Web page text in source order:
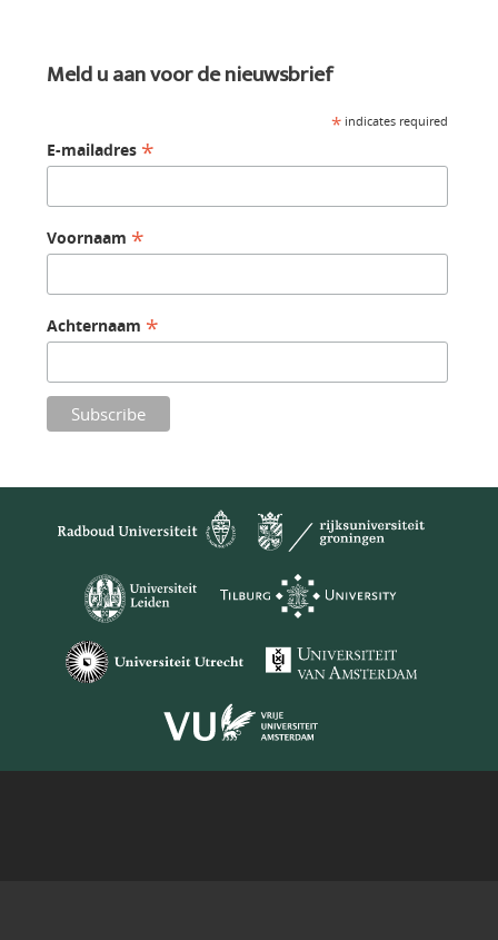
Meld u aan voor de nieuwsbrief
*indicates required
E-mailadres *
Voornaam *
Achternaam *